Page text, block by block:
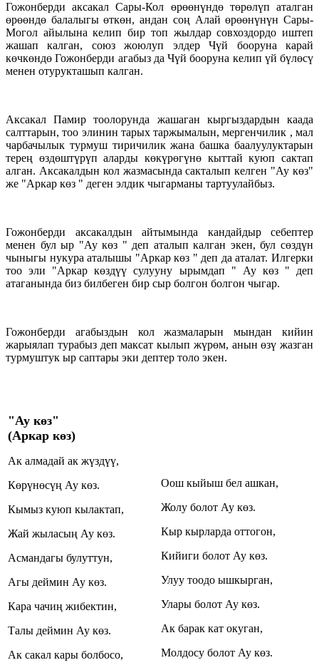
Гожонберди аксакал Сары-Кол өрөөнүндө төрөлүп аталган
өрөөндө балалыгы өткөн, андан соң Алай өрөөнүнүн Сары-
Могол айылына келип бир топ жылдар совхоздордо иштеп
жашап калган, союз жоюлуп элдер Чүй бооруна карай
көчкөндө Гожонберди агабыз да Чүй бооруна келип үй бүлөсү
менен отурукташып калган.
Аксакал Памир тоолорунда жашаган кыргыздардын каада
салттарын, тоо элинин тарых таржымалын, мергенчилик , мал
чарбачылык турмуш тиричилик жана башка баалуулуктарын
терең өздөштүрүп аларды көкүрөгүнө кыттай куюп сактап
алган. Аксакалдын кол жазмасында сакталып келген "Ау көз"
же "Аркар көз " деген элдик чыгарманы тартуулайбыз.
Гожонберди аксакалдын айтымында кандайдыр себептер
менен бул ыр "Ау көз " деп аталып калган экен, бул сөздүн
чыныгы нукура аталышы "Аркар көз " деп да аталат. Илгерки
тоо эли "Аркар көздүү сулууну ырымдап " Ау көз " деп
атаганында биз билбеген бир сыр болгон болгон чыгар.
Гожонберди агабыздын кол жазмаларын мындан кийин
жарыялап турабыз деп максат кылып жүрөм, анын өзү жазган
турмуштук ыр саптары эки дептер толо экен.
"Ау көз"
(Аркар көз)
Ак алмадай ак жүздүү,
Көрүнөсүң Ау көз.
Кымыз куюп кылактап,
Жай жыласың Ау көз.
Асмандагы булуттун,
Агы деймин Ау көз.
Кара чачиң жибектин,
Талы деймин Ау көз.
Ак сакал кары болбосо,
Оош кыйыш бел ашкан,
Жолу болот Ау көз.
Кыр кырларда оттогон,
Кийиги болот Ау көз.
Улуу тоодо ышкырган,
Улары болот Ау көз.
Ак барак кат окуган,
Молдосу болот Ау көз.